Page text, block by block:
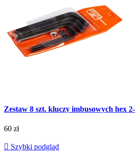
Zestaw 8 szt. kluczy imbusowych hex
60 zł
 Szybki podgląd